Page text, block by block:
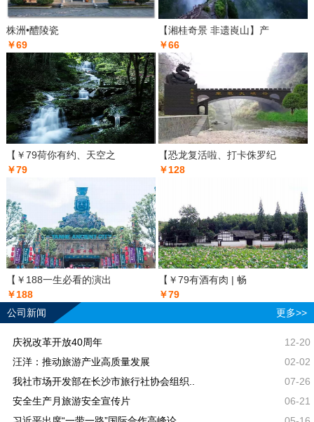
株洲•醴陵瓷
￥69
【湘桂奇景 非遗崀山】产
￥66
【￥79荷你有约、天空之
￥79
【恐龙复活啦、打卡侏罗纪
￥128
【￥188一生必看的演出
￥188
【￥79有酒有肉 | 畅
￥79
公司新闻
更多>>
庆祝改革开放40周年
12-20
汪洋：推动旅游产业高质量发展
02-02
我社市场开发部在长沙市旅行社协会组织..
07-26
安全生产月旅游安全宣传片
06-21